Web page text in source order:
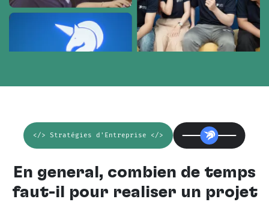
</> Stratégies d'Entreprise </>
En général, combien de temps
faut-il pour réaliser un projet